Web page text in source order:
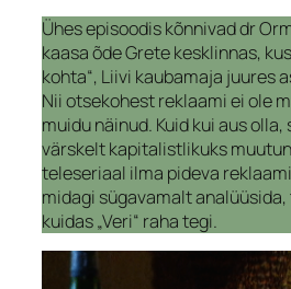
Ühes episoodis kõnnivad dr
kaasa õde Grete kesklinnas,
kohta“, Liivi kaubamaja juures
Nii otsekohest reklaami ei ole
muidu näinud. Kuid kui aus
värskelt kapitalistlikuks
teleseriaal ilma pideva
midagi sügavamalt
kuidas „Veri“ raha tegi.